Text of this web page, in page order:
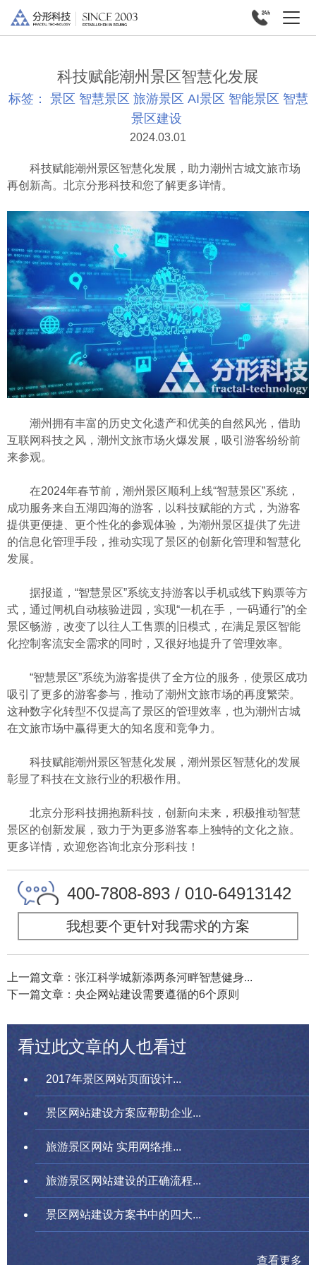
科技赋能潮州景区智慧化发展
标签： 景区 智慧景区 旅游景区 AI景区 智能景区 智慧
景区建设
2024.03.01
科技赋能潮州景区智慧化发展，助力潮州古城文旅市场
再创新高。北京分形科技和您了解更多详情。
潮州拥有丰富的历史文化遗产和优美的自然风光，借助
互联网科技之风，潮州文旅市场火爆发展，吸引游客纷纷前
来参观。
在2024年春节前，潮州景区顺利上线“智慧景区”系统，
成功服务来自五湖四海的游客，以科技赋能的方式，为游客
提供更便捷、更个性化的参观体验，为潮州景区提供了先进
的信息化管理手段，推动实现了景区的创新化管理和智慧化
发展。
据报道，“智慧景区”系统支持游客以手机或线下购票等方
式，通过闸机自动核验进园，实现“一机在手，一码通行”的全
景区畅游，改变了以往人工售票的旧模式，在满足景区智能
化控制客流安全需求的同时，又很好地提升了管理效率。
“智慧景区”系统为游客提供了全方位的服务，使景区成功
吸引了更多的游客参与，推动了潮州文旅市场的再度繁荣。
这种数字化转型不仅提高了景区的管理效率，也为潮州古城
在文旅市场中赢得更大的知名度和竞争力。
科技赋能潮州景区智慧化发展，潮州景区智慧化的发展
彰显了科技在文旅行业的积极作用。
北京分形科技拥抱新科技，创新向未来，积极推动智慧
景区的创新发展，致力于为更多游客奉上独特的文化之旅。
更多详情，欢迎您咨询北京分形科技！
400-7808-893 / 010-64913142
我想要个更针对我需求的方案
上一篇文章：张江科学城新添两条河畔智慧健身...
下一篇文章：央企网站建设需要遵循的6个原则
看过此文章的人也看过
2017年景区网站页面设计...
景区网站建设方案应帮助企业...
旅游景区网站 实用网络推...
旅游景区网站建设的正确流程...
景区网站建设方案书中的四大...
查看更多